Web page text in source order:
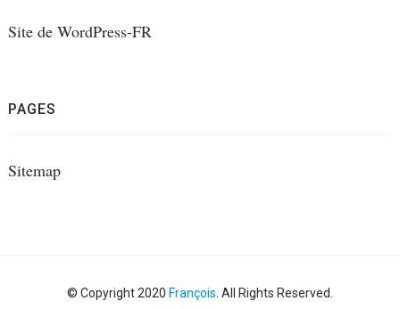
Site de WordPress-FR
PAGES
Sitemap
© Copyright 2020 François. All Rights Reserved.